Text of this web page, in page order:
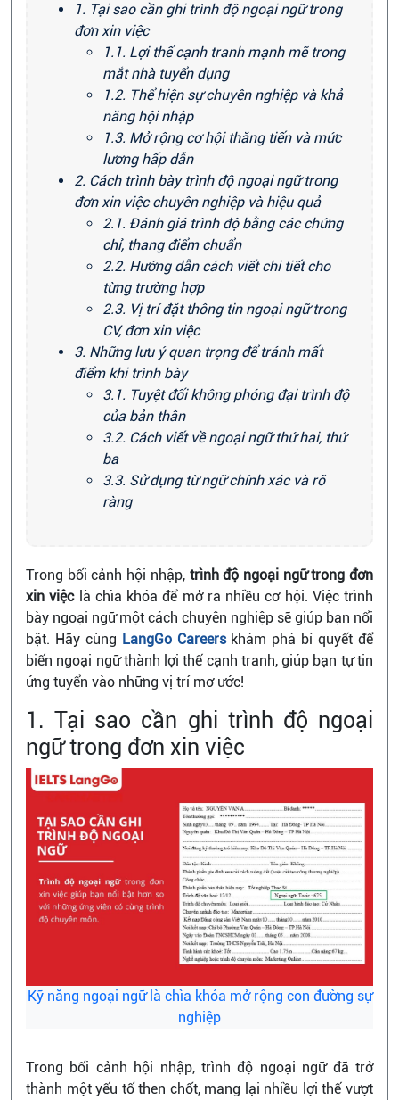
1. Tại sao cần ghi trình độ ngoại ngữ trong
đơn xin việc
1.1. Lợi thế cạnh tranh mạnh mẽ trong
mắt nhà tuyển dụng
1.2. Thể hiện sự chuyên nghiệp và khả
năng hội nhập
1.3. Mở rộng cơ hội thăng tiến và mức
lương hấp dẫn
2. Cách trình bày trình độ ngoại ngữ trong
đơn xin việc chuyên nghiệp và hiệu quả
2.1. Đánh giá trình độ bằng các chứng
chỉ, thang điểm chuẩn
2.2. Hướng dẫn cách viết chi tiết cho
từng trường hợp
2.3. Vị trí đặt thông tin ngoại ngữ trong
CV, đơn xin việc
3. Những lưu ý quan trọng để tránh mất
điểm khi trình bày
3.1. Tuyệt đối không phóng đại trình độ
của bản thân
3.2. Cách viết về ngoại ngữ thứ hai, thứ
ba
3.3. Sử dụng từ ngữ chính xác và rõ
ràng
Trong bối cảnh hội nhập, trình độ ngoại ngữ trong đơn
xin việclà chìa khóa để mở ra nhiều cơ hội. Việc trình
bày ngoại ngữ một cách chuyên nghiệp sẽ giúp bạn nổi
bật. Hãy cùng LangGo Careers khám phá bí quyết để
biến ngoại ngữ thành lợi thế cạnh tranh, giúp bạn tự tin
ứng tuyển vào những vị trí mơ ước!
1. Tại sao cần ghi trình độ ngoại
ngữ trong đơn xin việc
Kỹ năng ngoại ngữ là chìa khóa mở rộng con đường sự
nghiệp
Trong bối cảnh hội nhập, trình độ ngoại ngữ đã trở
thành một yếu tố then chốt, mang lại nhiều lợi thế vượt